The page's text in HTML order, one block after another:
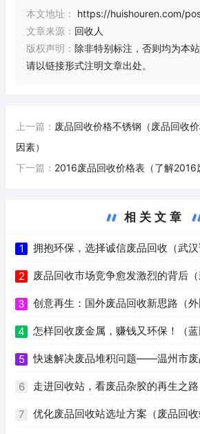
本文地址：
https://huishouren.com/
文章来源： 回收人
版权声明： 除非特别标注，否则均为本
请以链接形式注明文章出处。
上一篇： 废品回收价格不锈钢（废品回收
因素）
下一篇： 2016废品回收价格表（了解2016
相关文章
1 拥抱环保，选择诚信废品回收（武汉
2 废品回收市场竞争愈发激烈的背后（
3 创意再生：国外废品回收新思路（外
4 怎样回收废金属，赚钱又环保！（蓝
5 快速解决废品堆积问题——温州市废
州废品回收电话号码）
6 走进回收站，看废品杂胶的再生之路
7 优化废品回收站选址方案（废品回收